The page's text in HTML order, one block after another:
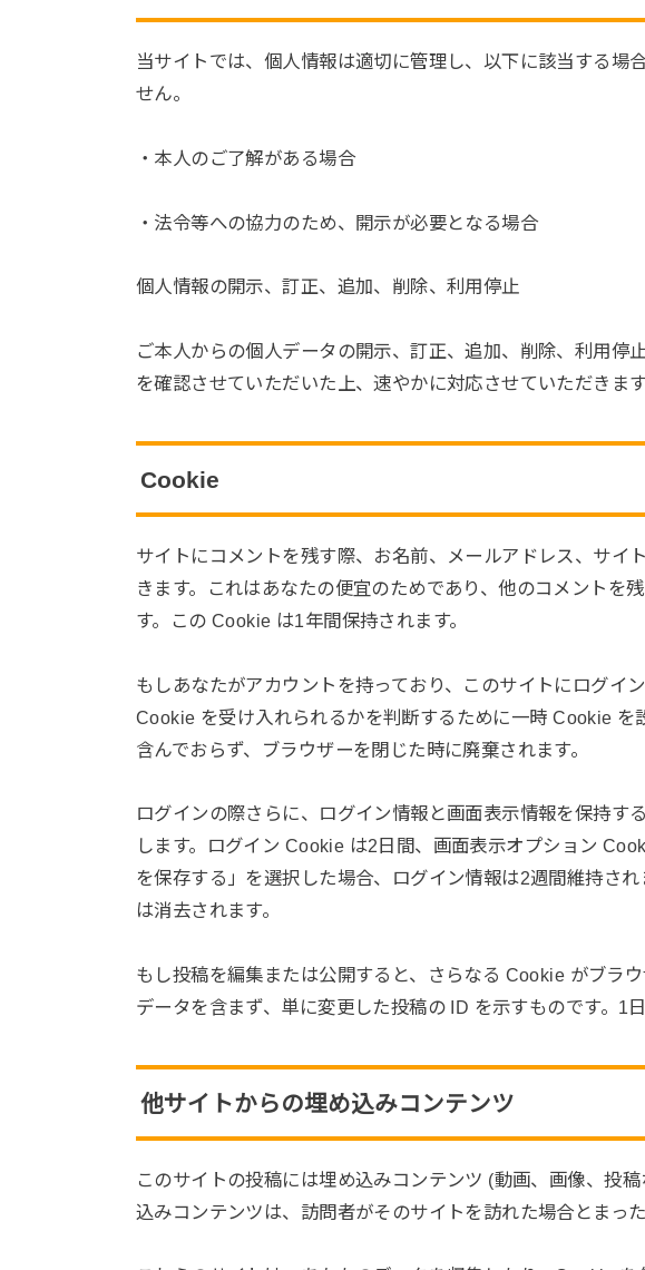
当サイトでは、個人情報は適切に管理し、以下に該当する場
せん。
・本人のご了解がある場合
・法令等への協力のため、開示が必要となる場合
個人情報の開示、訂正、追加、削除、利用停止
ご本人からの個人データの開示、訂正、追加、削除、利用停
を確認させていただいた上、速やかに対応させていただきます
Cookie
サイトにコメントを残す際、お名前、メールアドレス、サイ
きます。これはあなたの便宜のためであり、他のコメントを
す。この Cookie は1年間保持されます。
もしあなたがアカウントを持っており、このサイトにログイ
Cookie を受け入れられるかを判断するために一時 Cookie を
含んでおらず、ブラウザーを閉じた時に廃棄されます。
ログインの際さらに、ログイン情報と画面表示情報を保持す
します。ログイン Cookie は2日間、画面表示オプション
を保存する」を選択した場合、ログイン情報は2週間維持さ
は消去されます。
もし投稿を編集または公開すると、さらなる Cookie がブラ
データを含まず、単に変更した投稿の ID を示すものです。1
他サイトからの埋め込みコンテンツ
このサイトの投稿には埋め込みコンテンツ (動画、画像、投
込みコンテンツは、訪問者がそのサイトを訪れた場合とまっ